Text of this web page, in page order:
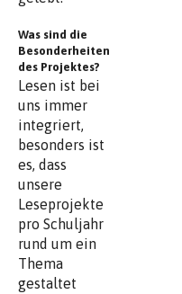
Was sind die
Besonderheiten
des Projektes?
Lesen ist bei
uns immer
integriert,
besonders ist
es, dass
unsere
Leseprojekte
pro Schuljahr
rund um ein
Thema
gestaltet